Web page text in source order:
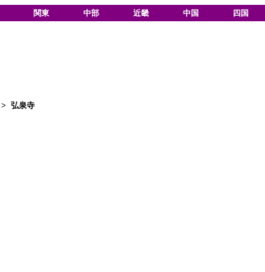
関東 中部 近畿 中国 四国
> 弘泉寺